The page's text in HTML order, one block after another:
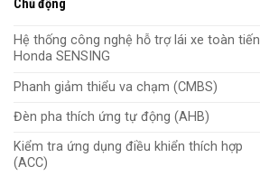
Chủ động
Hệ thống công nghệ hỗ trợ lái xe toàn tiến
Honda SENSING
Phanh giảm thiểu va chạm (CMBS)
Đèn pha thích ứng tự động (AHB)
Kiểm tra ứng dụng điều khiển thích hợp
(ACC)